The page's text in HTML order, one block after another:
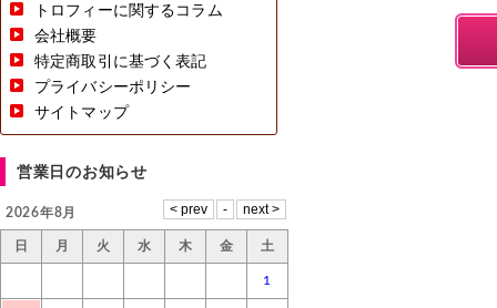
トロフィーに関するコラム
会社概要
特定商取引に基づく表記
プライバシーポリシー
サイトマップ
営業日のお知らせ
2026年8月
日 月 火 水 木 金 土
1